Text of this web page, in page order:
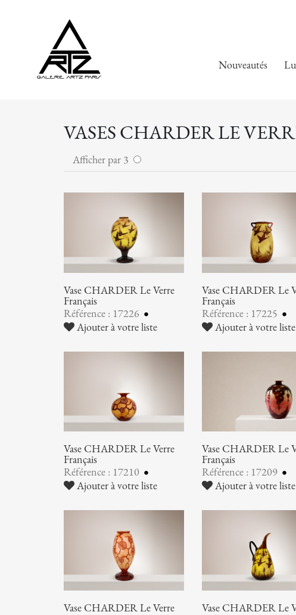
Nouveautés
VASES CHARDER LE
Afficher par 3
Vase CHARDER Le Verre
Français
Référence : 17226
Ajouter à votre liste
Vase CHARDER Le
Français
Référence : 17225
Ajouter à votre liste
Vase CHARDER Le Verre
Français
Référence : 17210
Ajouter à votre liste
Vase CHARDER Le
Français
Référence : 17209
Ajouter à votre liste
Vase CHARDER Le Verre
Vase CHARDER Le